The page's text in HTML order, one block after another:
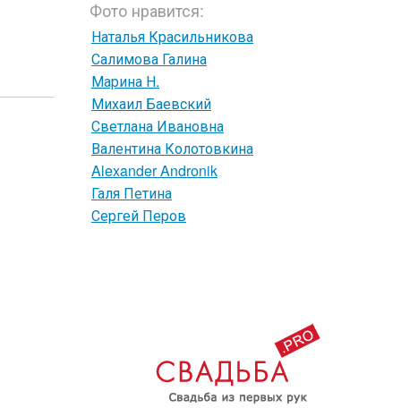
Фото нравится:
Наталья Красильникова
Салимова Галина
Марина Н.
Михаил Баевский
Светлана Ивановна
Валентина Колотовкина
Alexander Andronik
Галя Петина
Сергей Перов